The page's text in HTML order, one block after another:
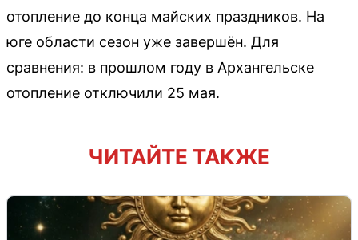
отопление до конца майских праздников. На
юге области сезон уже завершён. Для
сравнения: в прошлом году в Архангельске
отопление отключили 25 мая.
ЧИТАЙТЕ ТАКЖЕ